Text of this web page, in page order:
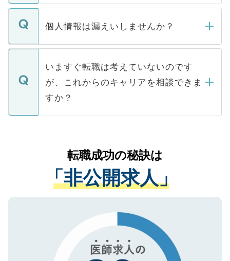
ません。
■応募殺到を避けるため 人気のある医療機
関を公にしてしまうと、応募が殺到する場
に、医療機関が求める条件に合った人材の
みを人材紹介会社に依頼するケースが増え
ています。
転職・入職を強要することは一切ありませ
ん。また、仮に応募先から内定をいただい
定を承諾する必要はありません。内定先へ
の辞退の連絡はキャリアパートナーが行い
ますので、ご安心ください。
個人情報は漏えいしませんか？
個人情報が漏えいすることはありませんの
で、ご安心ください。当サイトからの登録
などで収集したご登録者様の個人情報は、
ご本人のキャリアアップおよび転職活動の
支援を目的に使用いたします。お預かりし
ているすべての個人データはご本人の許可
は、個人情報の取り扱いについての厳密な
管理基準を満たした事業者のみに付与され
る、プライバシーマークを取得済みです。
ご登録いただいた個人情報は、SSL（デー
で、機密保持に関してもご安心ください。
いますぐ転職は考えていないのです
が、これからのキャリアを相談できま
すか？
かがいして、現在の医療機関の状況や紹介
経験をまじえながら、適切なアドバイスを
させていただきます。すぐにご転職をされ
ない方には、長期的なサポートが可能です
ので、まずはご登録ください。
転職成功の秘訣は
「非公開求人」